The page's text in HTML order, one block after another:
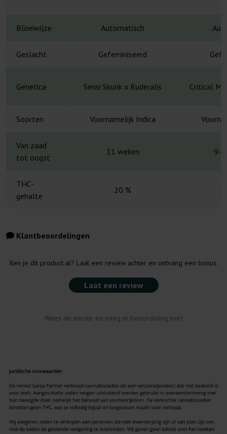
Bloeiwijze Automatisch
Geslacht Gefeminiseerd
Genetica Sensi Skunk x Ruderalis Critical
Soorten Voornamelijk Indica
Van zaad
tot oogst
11 weken 9-
THC-
gehalte
20 %
Klantbeoordelingen
Ken je dit product al? Laat een review achter en ontvang een bonus.
Laat een review
Wees de eerste en voeg je beoordeling toe!